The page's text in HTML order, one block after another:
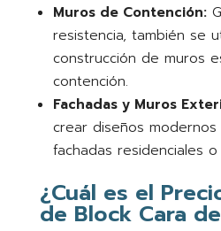
Muros de Contención:
resistencia, también se
construcción de muros
contención.
Fachadas y Muros
crear diseños
fachadas residenciales o
¿Cuál es el
de Block Cara